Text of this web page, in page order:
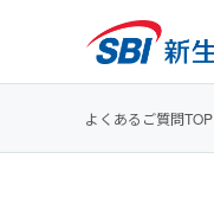
よくあるご質問TOP